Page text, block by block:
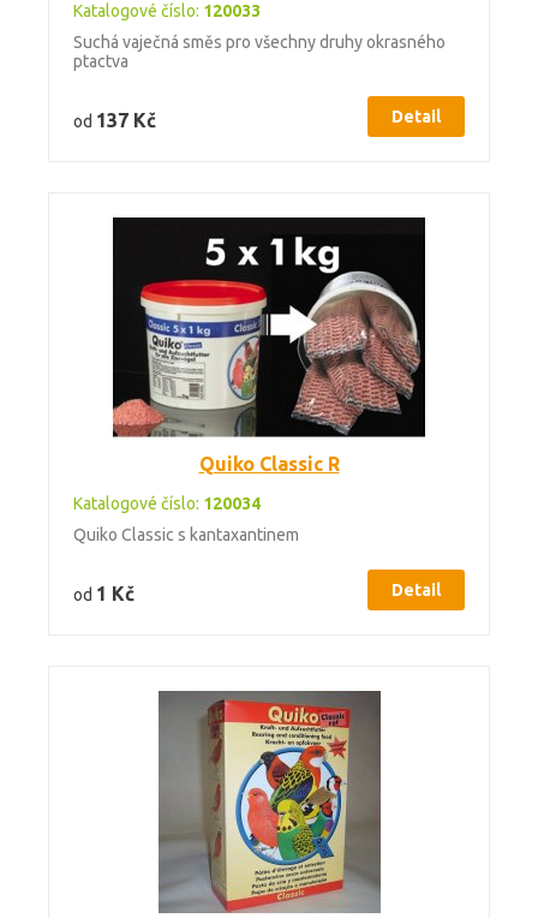
Katalogové číslo: 120033
Suchá vaječná směs pro všechny druhy okrasného
ptactva
od 137 Kč Detail
Quiko Classic R
Katalogové číslo: 120034
Quiko Classic s kantaxantinem
od 1 Kč Detail